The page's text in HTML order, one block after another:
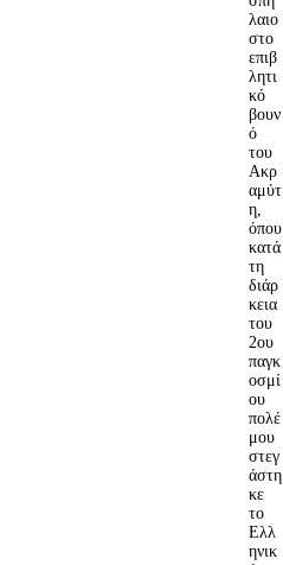
λαιο
στο
επιβ
λητι
κό
βουν
ό
του
Ακρ
αμύτ
η,
όπου
κατά
τη
διάρ
κεια
του
2ου
παγκ
οσμί
ου
πολέ
μου
στεγ
άστη
κε
το
Ελλ
ηνικ